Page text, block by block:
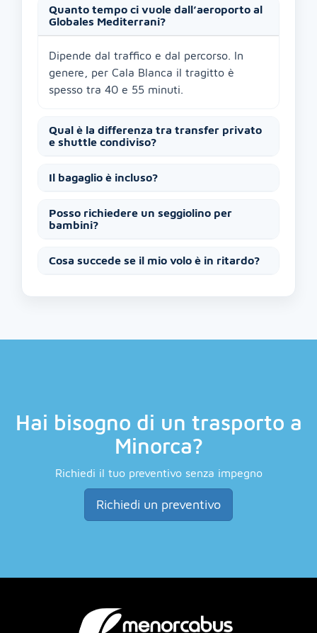
Quanto tempo ci vuole dall’aeroporto al
Globales Mediterrani?
Dipende dal traffico e dal percorso. In
genere, per Cala Blanca il tragitto è
spesso tra 40 e 55 minuti.
Qual è la differenza tra transfer privato
e shuttle condiviso?
Il bagaglio è incluso?
Posso richiedere un seggiolino per
bambini?
Cosa succede se il mio volo è in ritardo?
Hai bisogno di un trasporto a
Minorca?
Richiedi il tuo preventivo senza impegno
Richiedi un preventivo